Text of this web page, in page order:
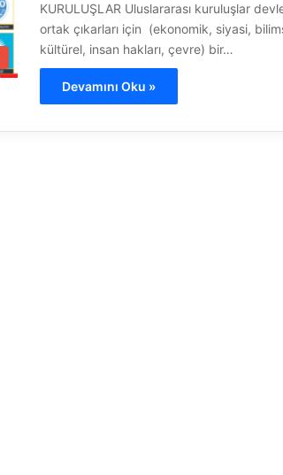
KURULUŞLAR Uluslararası kuruluşlar
ortak çıkarları için (ekonomik, siyasi,
kültürel, insan hakları, çevre) bir…
Devamını Oku »